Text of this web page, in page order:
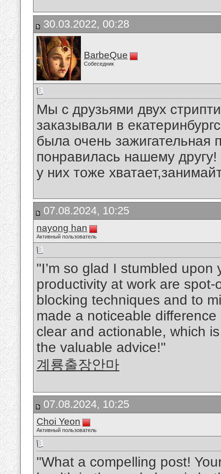
30.03.2022, 00:28
BarbeQue
Собеседник
Мы с друзьями двух
заказывали в
была очень зажигательная
понравилась нашему
у них тоже
07.08.2024, 10:25
nayong han
Активный пользователь
"I’m so glad I stumbled
productivity at work are
blocking techniques and to
made a noticeable
clear and actionable, which
the valuable advice!"
계룡출장안마
07.08.2024, 10:25
Choi Yeon
Активный пользователь
"What a compelling post!